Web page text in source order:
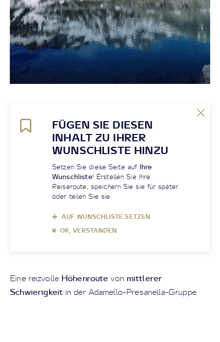
FÜGEN SIE DIESEN
INHALT ZU IHRER
WUNSCHLISTE HINZU
Setzen Sie diese Seite auf Ihre
Wunschliste! Erstellen Sie Ihre
Reiseroute, speichern Sie sie für später
oder teilen Sie sie.
AUF WUNSCHLISTE SETZEN
OK, VERSTANDEN
Eine reizvolle Höhenroute von mittlerer
Schwierigkeit in der Adamello-Presanella-Gruppe.